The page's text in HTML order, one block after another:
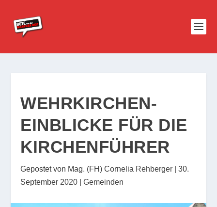
WEHRKIRCHEN-
EINBLICKE FÜR DIE
KIRCHENFÜHRER
Gepostet von Mag. (FH) Cornelia Rehberger |30.
September 2020 |Gemeinden